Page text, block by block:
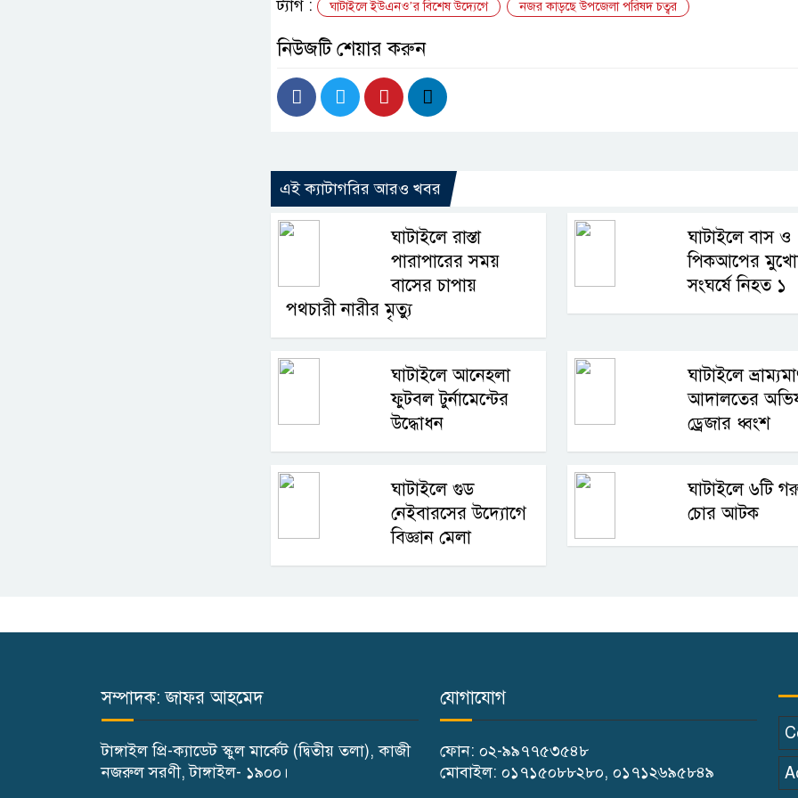
ট্যাগ :
ঘাটাইলে ইউএনও’র বিশেষ উদ্যেগে নজর কাড়ছে উপজেলা পরিষদ চত্বর
নিউজটি শেয়ার করুন
এই ক্যাটাগরির আরও খবর
ঘাটাইলে রাস্তা
পারাপারের সময়
বাসের চাপায়
পথচারী নারীর মৃত্যু
ঘাটাইলে বাস ও
পিকআপের
সংঘর্ষে নিহত ১
ঘাটাইলে আনেহলা
ফুটবল টুর্নামেন্টের
উদ্ধোধন
ঘাটাইলে
আদালতের
ড্রেজার ধ্বংশ
ঘাটাইলে গুড
নেইবারসের উদ্যোগে
বিজ্ঞান মেলা
ঘাটাইলে ৬টি
চোর আটক
সম্পাদক: জাফর আহমেদ
টাঙ্গাইল প্রি-ক্যাডেট স্কুল মার্কেট (দ্বিতীয় তলা), কাজী
নজরুল সরণী, টাঙ্গাইল- ১৯০০।
যোগাযোগ
ফোন: ০২-৯৯৭৭৫৩৫৪৮
মোবাইল: ০১৭১৫০৮৮২৮০, ০১৭১২৬৯৫৮৪৯